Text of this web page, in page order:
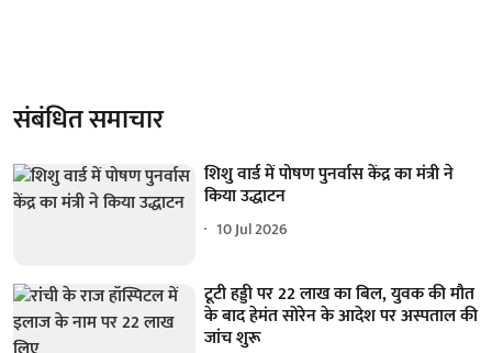
संबंधित समाचार
शिशु वार्ड में पोषण पुनर्वास केंद्र का मंत्री ने
किया उद्धाटन
10 Jul 2026
टूटी हड्डी पर 22 लाख का बिल, युवक की मौत
के बाद हेमंत सोरेन के आदेश पर अस्पताल की
जांच शुरू